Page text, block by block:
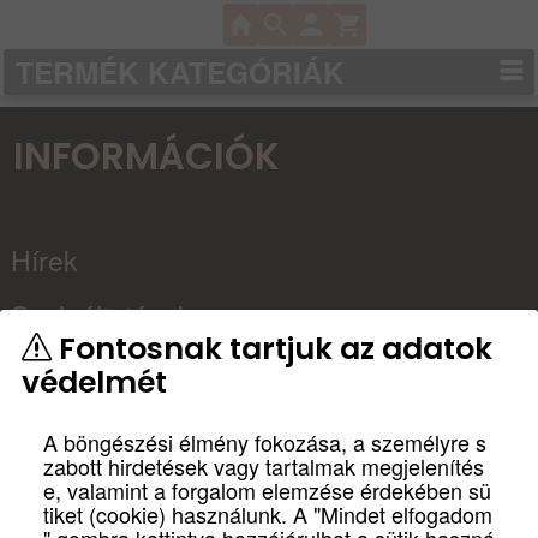
INFORMÁCIÓK
Hírek
Szolgáltatások
Kapcsolat
Partnereink
Házimozi
tervezés, építés
Fontosnak tartjuk az adatok
védelmét
A böngészési élmény fokozása, a személyre s
zabott hirdetések vagy tartalmak megjelenítés
e, valamint a forgalom elemzése érdekében sü
tiket (cookie) használunk. A "Mindet elfogadom